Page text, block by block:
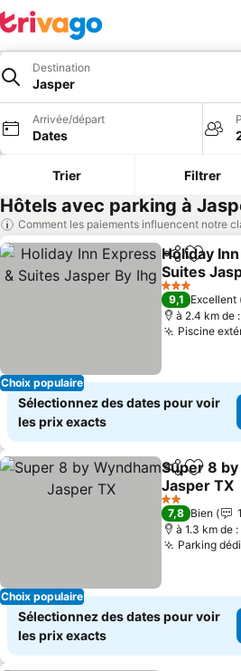
Destination
Jasper
Arrivée/départ
Dates
Trier Filtrer
Hôtels avec parking à
Comment les paiements influencent notre
Choix populaire
Partager
Holiday
Suites
Consulter
3 Étoiles
9,1 Excellent
à 2.4 km de
Piscine
Sélectionnez des dates pour voir
les prix exacts
Choix populaire
Partager
Super 8
Jasper TX
Consulter
2 Étoiles
7,8 Bien
à 1.3 km de
Parking
Sélectionnez des dates pour voir
les prix exacts